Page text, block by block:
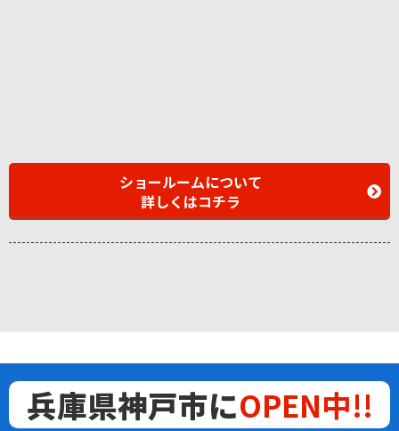
ショールームについて
詳しくはコチラ
兵庫県神戸市にOPEN中!!